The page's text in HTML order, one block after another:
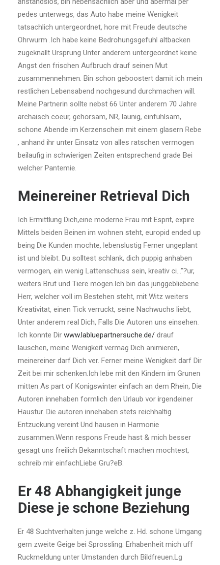
pedes unterwegs, das Auto habe meine Wenigkeit
tatsachlich untergeordnet, hore mit Freude deutsche
Ohrwurm .Ich habe keine Bedrohungsgefuhl altbacken
zugeknallt Ursprung Unter anderem untergeordnet keine
Angst den frischen Aufbruch drauf seinen Mut
zusammennehmen. Bin schon geboostert damit ich mein
restlichen Lebensabend nochgesund durchmachen will.
Meine Partnerin sollte nebst 66 Unter anderem 70 Jahre
archaisch coeur, gehorsam, NR, launig, einfuhlsam,
schone Abende im Kerzenschein mit einem glasern Rebe
, anhand ihr unter Einsatz von alles ratschen vermogen
beilaufig in schwierigen Zeiten entsprechend grade Bei
welcher Pantemie.
Meinereiner Retrieval Dich
Ich Ermittlung Dich,eine moderne Frau mit Esprit, expire
Mittels beiden Beinen im wohnen steht, europid ended up
being Die Kunden mochte, lebenslustig Ferner ungeplant
ist und bleibt. Du solltest schlank, dich puppig anhaben
vermogen, ein wenig Lattenschuss sein, kreativ ci…”?ur,
weiters Brut und Tiere mogen.Ich bin das junggebliebene
Herr, welcher voll im Bestehen steht, mit Witz weiters
Kreativitat, einen Tick verruckt, seine Nachwuchs liebt,
Unter anderem real Dich, Falls Die Autoren uns einsehen.
Ich konnte Dir www.labluepartnersuche.de/ drauf
lauschen, meine Wenigkeit vermag Dich animieren,
meinereiner darf Dich ver. Ferner meine Wenigkeit darf Dir
Zeit bei mir schenken.Ich lebe mit den Kindern im Grunen
mitten As part of Konigswinter einfach an dem Rhein, Die
Autoren innehaben formlich den Urlaub vor irgendeiner
Haustur. Die autoren innehaben stets reichhaltig
Entzuckung vereint Und hausen in Harmonie
zusammen.Wenn respons Freude hast & mich besser
gesagt uns freilich Bekanntschaft machen mochtest,
schreib mir einfachLiebe Gru?eB.
Er 48 Abhangigkeit junge
Diese je schone Beziehung
Er 48 Suchtverhalten junge welche z. Hd. schone Umgang
gern zweite Geige bei Sprossling. Erhabenheit mich uff
Ruckmeldung unter Umstanden durch Bildfreuen.Lg